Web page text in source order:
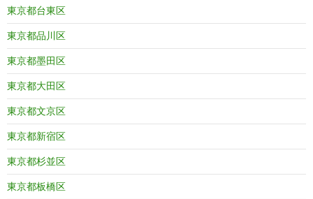
東京都台東区
東京都品川区
東京都墨田区
東京都大田区
東京都文京区
東京都新宿区
東京都杉並区
東京都板橋区